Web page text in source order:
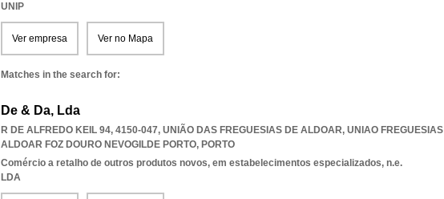
UNIP
Ver empresa Ver no Mapa
Matches in the search for:
De & Da, Lda
R DE ALFREDO KEIL 94, 4150-047, UNIÃO DAS FREGUESIAS DE ALDOAR, UNIAO FREGUESIAS
ALDOAR FOZ DOURO NEVOGILDE PORTO, PORTO
Comércio a retalho de outros produtos novos, em estabelecimentos especializados, n.e.
LDA